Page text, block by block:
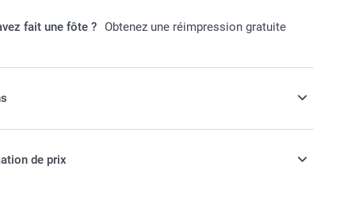
fait une fôte ? Obtenez une réimpression gratuite
une enveloppe de couleur, pour des
plus attrayantes
de prix